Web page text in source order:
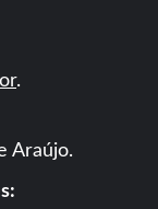
.
Araújo.